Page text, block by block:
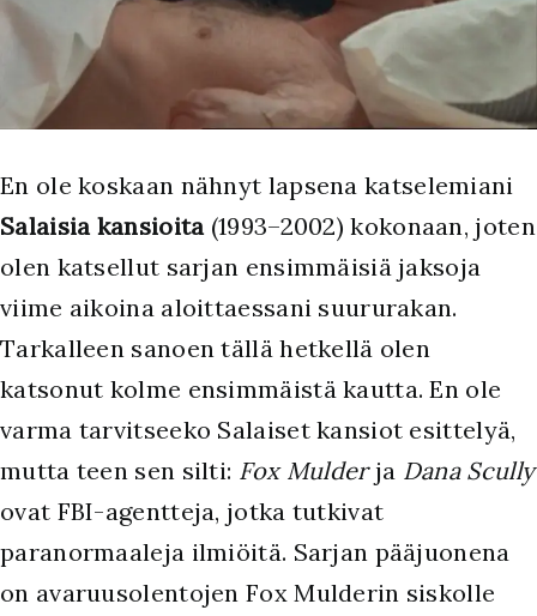
En ole koskaan nähnyt lapsena katselemiani
Salaisia kansioita (1993–2002) kokonaan, joten
olen katsellut sarjan ensimmäisiä jaksoja
viime aikoina aloittaessani suururakan.
Tarkalleen sanoen tällä hetkellä olen
katsonut kolme ensimmäistä kautta. En ole
varma tarvitseeko Salaiset kansiot esittelyä,
mutta teen sen silti: Fox Mulderja Dana Scully
ovat FBI-agentteja, jotka tutkivat
paranormaaleja ilmiöitä. Sarjan pääjuonena
on avaruusolentojen Fox Mulderin siskolle